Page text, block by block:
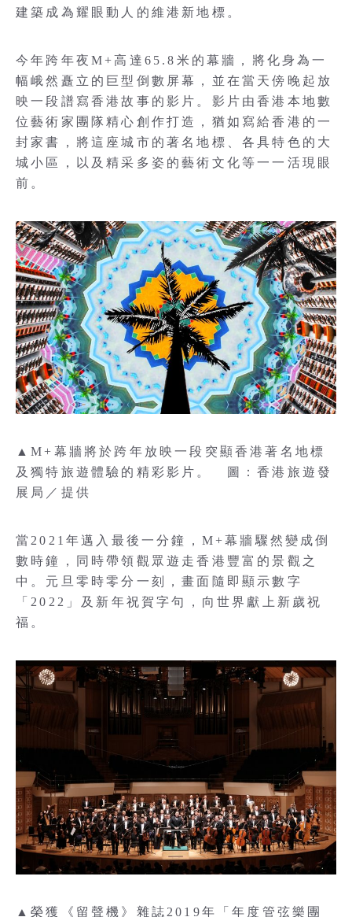
建築成為耀眼動人的維港新地標。
今年跨年夜M+高達65.8米的幕牆，將化身為一
幅峨然矗立的巨型倒數屏幕，並在當天傍晚起放
映一段譜寫香港故事的影片。影片由香港本地數
位藝術家團隊精心創作打造，猶如寫給香港的一
封家書，將這座城市的著名地標、各具特色的大
城小區，以及精采多姿的藝術文化等一一活現眼
前。
▲M+幕牆將於跨年放映一段突顯香港著名地標
及獨特旅遊體驗的精彩影片。 圖：香港旅遊發
展局／提供
當2021年邁入最後一分鐘，M+幕牆驟然變成倒
數時鐘，同時帶領觀眾遊走香港豐富的景觀之
中。元旦零時零分一刻，畫面隨即顯示數字
「2022」及新年祝賀字句，向世界獻上新歲祝
福。
▲榮獲《留聲機》雜誌2019年「年度管弦樂團